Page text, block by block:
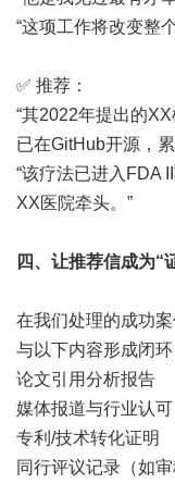
“这项工作将改变整
✅ 推荐：
“其2022年提出的
已在GitHub开源，
“该疗法已进入FDA
XX医院牵头。”
四、 让推荐信成为“
在我们处理的成功案
与以下内容形成闭环
论文引用分析报告
媒体报道与行业认可
专利/技术转化证明
同行评议记录（如审